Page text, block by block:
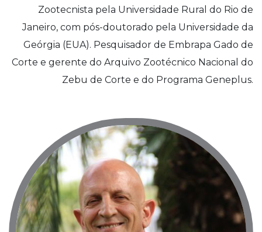
Zootecnista pela Universidade Rural do Rio de
Janeiro, com pós-doutorado pela Universidade da
Geórgia (EUA). Pesquisador de Embrapa Gado de
Corte e gerente do Arquivo Zootécnico Nacional do
Zebu de Corte e do Programa Geneplus.